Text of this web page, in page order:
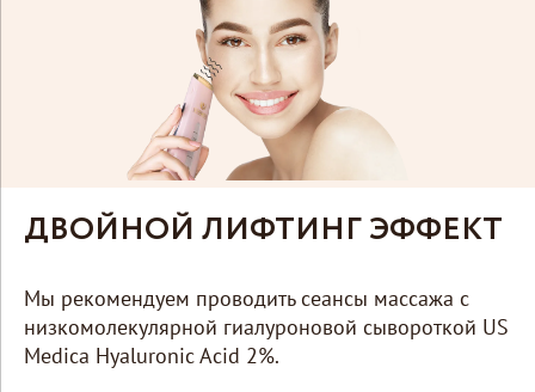
ДВОЙНОЙ ЛИФТИНГ ЭФФЕКТ
Мы рекомендуем проводитьсеансы массажа с
низкомолекулярной гиалуроновой сывороткой US
Medica Hyaluronic Acid 2%.